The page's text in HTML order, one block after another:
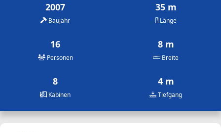
2007
Baujahr
35 m
Länge
16
Personen
8 m
Breite
8
Kabinen
4 m
Tiefgang